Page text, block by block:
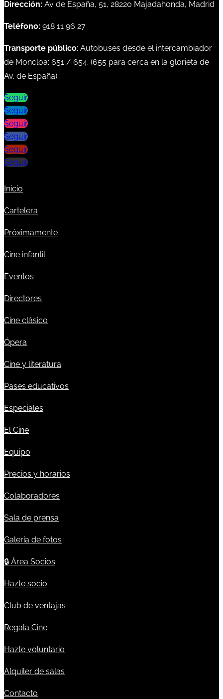
Dirección: Av de España, 51, 28220 Majadahonda, Madrid
Teléfono: 918 11 96 27
Transporte público: Autobuses desde el intercambiador
de Moncloa: 651 / 654. (655 para cerca en la glorieta de
Av. de España)
Seguir
Seguir
Seguir
Seguir
Seguir
Seguir
Inicio
Cartelera
Próximamente
Cine infantil
Eventos
Directores
Cine clásico
Ópera
Cine y literatura
Pases educativos
Especiales
El Cine
Equipo
Precios y horarios
Colaboradores
Sala de prensa
Galería de fotos
🔒 Área Socios
Hazte socio
Club de ventajas
Regala Cine
Hazte voluntario
Alquiler de salas
Contacto